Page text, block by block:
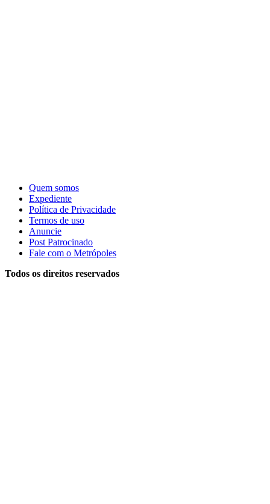
Quem somos
Expediente
Política de Privacidade
Termos de uso
Anuncie
Post Patrocinado
Fale com o Metrópoles
Todos os direitos reservados